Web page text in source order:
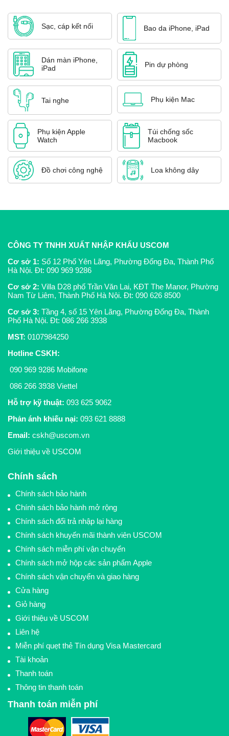
Sạc, cáp kết nối Bao da iPhone, iPad
Dán màn iPhone,
iPad
Pin dự phòng
Tai nghe Phụ kiện Mac
Phụ kiện Apple
Watch
Túi chống sốc
Macbook
Đồ chơi công nghệ Loa không dây
CÔNG TY TNHH XUẤT NHẬP KHẨU USCOM
Cơ sở 1: Số 12 Phố Yên Lãng, Phường Đống Đa, Thành Phố
Hà Nội. Đt: 090 969 9286
Cơ sở 2: Villa D28 phố Trần Văn Lai, KĐT The Manor, Phường
Nam Từ Liêm, Thành Phố Hà Nội. Đt: 090 626 8500
Cơ sở 3: Tầng 4, số 15 Yên Lãng, Phường Đống Đa, Thành
Phố Hà Nội. Đt: 086 266 3938
MST: 0107984250
Hotline CSKH:
090 969 9286 Mobifone
086 266 3938 Viettel
Hỗ trợ kỹ thuật: 093 625 9062
Phản ánh khiếu nại: 093 621 8888
Email: cskh@uscom.vn
Giới thiệu về USCOM
Chính sách
Chính sách bảo hành
Chính sách bảo hành mở rộng
Chính sách đổi trả nhập lại hàng
Chính sách khuyến mãi thành viên USCOM
Chính sách miễn phí vận chuyển
Chính sách mở hộp các sản phẩm Apple
Chính sách vận chuyển và giao hàng
Cửa hàng
Giỏ hàng
Giới thiệu về USCOM
Liên hệ
Miễn phí quẹt thẻ Tín dụng Visa Mastercard
Tài khoản
Thanh toán
Thông tin thanh toán
Thanh toán miễn phí